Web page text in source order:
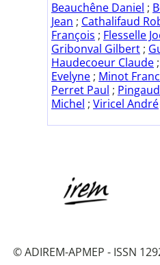
Beauchêne Daniel ;
Jean ; Cathalifaud
François ; Flesselle
Gribonval Gilbert ;
Haudecoeur Claude ;
Evelyne ; Minot
Perret Paul ;
Michel ; Viricel André
© ADIREM-APMEP - ISSN